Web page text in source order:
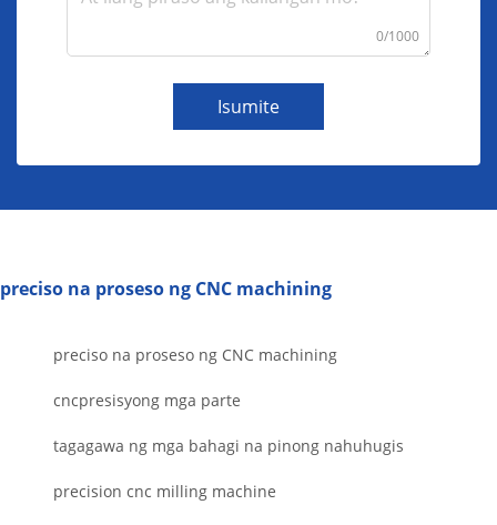
0/1000
Isumite
preciso na proseso ng CNC machining
preciso na proseso ng CNC machining
cncpresisyong mga parte
tagagawa ng mga bahagi na pinong nahuhugis
precision cnc milling machine